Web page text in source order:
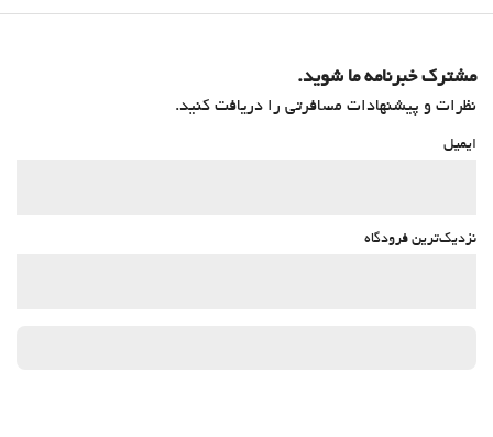
مشترک خبرنامه ما شوید.
نظرات و پیشنهادات مسافرتی را دریافت کنید.
ایمیل
نزدیک‌ترین فرودگاه